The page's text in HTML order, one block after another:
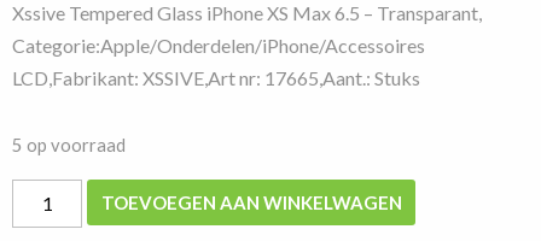
was:
€ 19,60.
is:
€ 2,50.
Xssive Tempered Glass iPhone XS Max 6.5 – Transparant,
Categorie:Apple/Onderdelen/iPhone/Accessoires
LCD,Fabrikant: XSSIVE,Art nr: 17665,Aant.: Stuks
5 op voorraad
Xssive
Tempered
TOEVOEGEN AAN WINKELWAGEN